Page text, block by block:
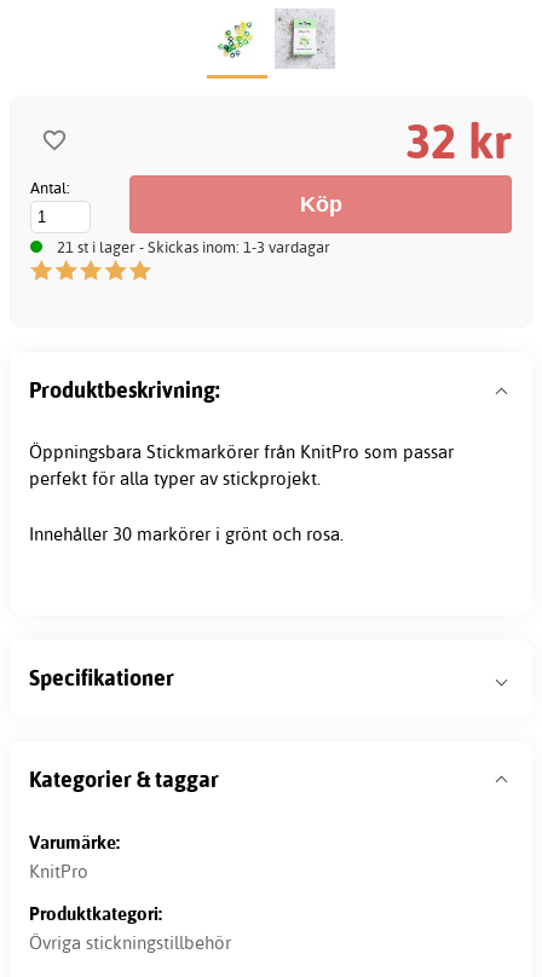
32 kr
Antal:
21 st i lager - Skickas inom: 1-3 vardagar
Produktbeskrivning:
Öppningsbara Stickmarkörer från KnitPro som passar
perfekt för alla typer av stickprojekt.
Innehåller 30 markörer i grönt och rosa.
Specifikationer
Kategorier & taggar
Varumärke:
KnitPro
Produktkategori:
Övriga stickningstillbehör